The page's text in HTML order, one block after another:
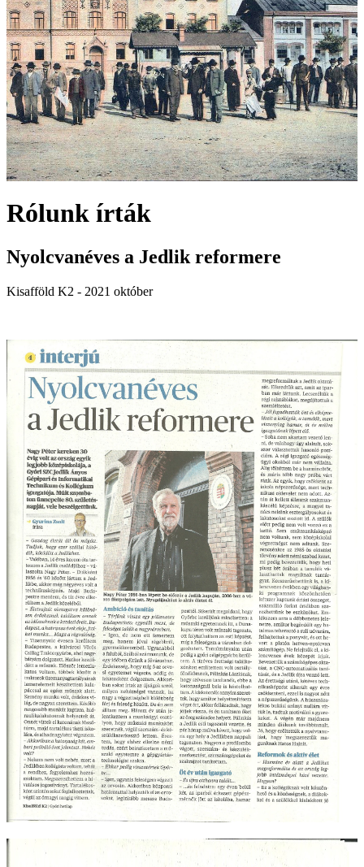
Rólunk írták
Nyolcvanéves a Jedlik reformere
Kisafföld K2 - 2021 október